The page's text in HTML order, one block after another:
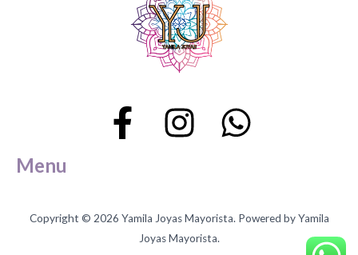
Menu
Copyright © 2026 Yamila Joyas Mayorista. Powered by Yamila
Joyas Mayorista.